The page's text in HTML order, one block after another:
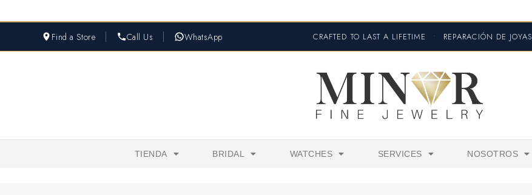
Find a Store Call Us WhatsApp CRAFTED TO LAST A LIFETIME • REPARACIÓN DE JOYAS
TIENDA BRIDAL WATCHES SERVICES NOSOTROS